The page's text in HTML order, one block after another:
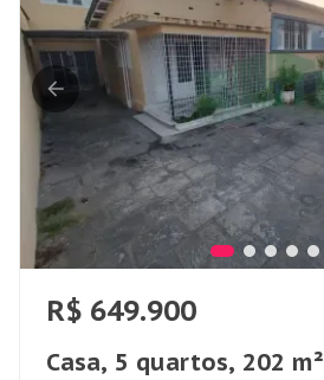
R$ 649.900
Casa, 5 quartos, 202 m²